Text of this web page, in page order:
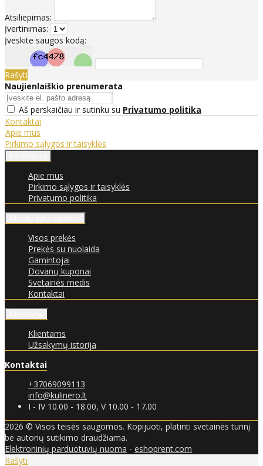
Atsiliepimas:
Įvertinimas:
Įveskite saugos kodą:
Rašyti
Naujienlaiškio prenumerata
Aš perskaičiau ir sutinku su Privatumo politika
Kontaktai
Apie mus
Pirkimo sąlygos ir taisyklės
Apie mus
Pirkimo sąlygos ir taisyklės
Privatumo politika
Visos prekės
Prekės su nuolaida
Gamintojai
Dovanų kuponai
Svetainės medis
Kontaktai
Klientams
Užsakymų istorija
Kontaktai
+37069099113
info@kulinero.lt
I - IV 10.00 - 18.00, V 10.00 - 17.00
2026 © Visos teisės saugomos. Kopijuoti, platinti svetainės turinį
be autorių sutikimo draudžiama.
Elektroninių parduotuvių nuoma - eshoprent.com
Rašyti